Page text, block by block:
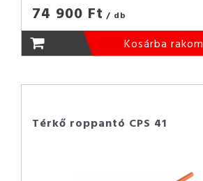
74 900 Ft / db
Kosárba rakom
Térkő roppantó CPS 41